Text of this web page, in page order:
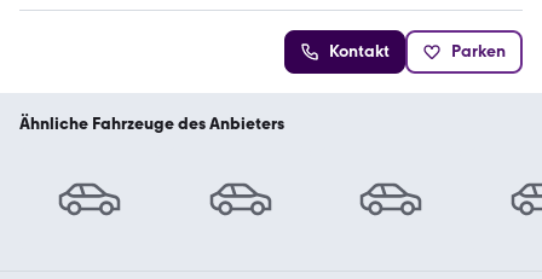
Kontakt Parken
Ähnliche Fahrzeuge des Anbieters